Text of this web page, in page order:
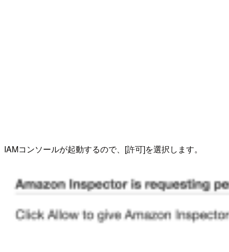
IAMコンソールが起動するので、[許可]を選択します。